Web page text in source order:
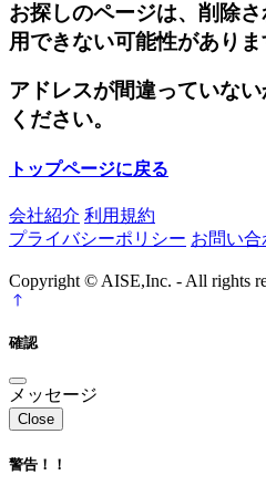
お探しのページは、削除
用できない可能性がありま
アドレスが間違っていな
ください。
トップページに戻る
会社紹介 利用規約
プライバシーポリシー お問い合
Copyright © AISE,Inc. - All rights
確認
メッセージ
Close
警告！！